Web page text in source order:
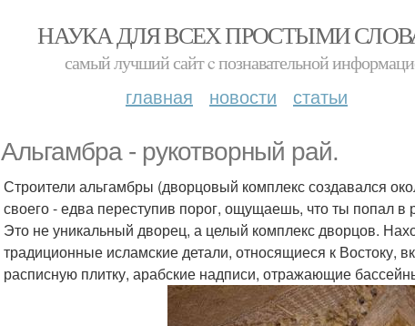
НАУКА ДЛЯ ВСЕХ ПРОСТЫМИ
самый лучший сайт c познавательной
главная новости статьи
Альгамбра - рукотворный рай.
Строители альгамбры (дворцовый комплекс создавался
своего - едва переступив порог, ощущаешь, что ты попал в
Это не уникальный дворец, а целый комплекс дворцов.
традиционные исламские детали, относящиеся к Востоку,
расписную плитку, арабские надписи, отражающие